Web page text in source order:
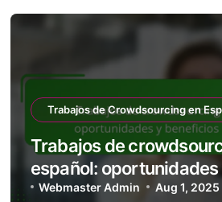
Trabajos de Crowdsourcing en
Trabajos de
español:
económicos
Webmaster Admin Aug 1, 2025